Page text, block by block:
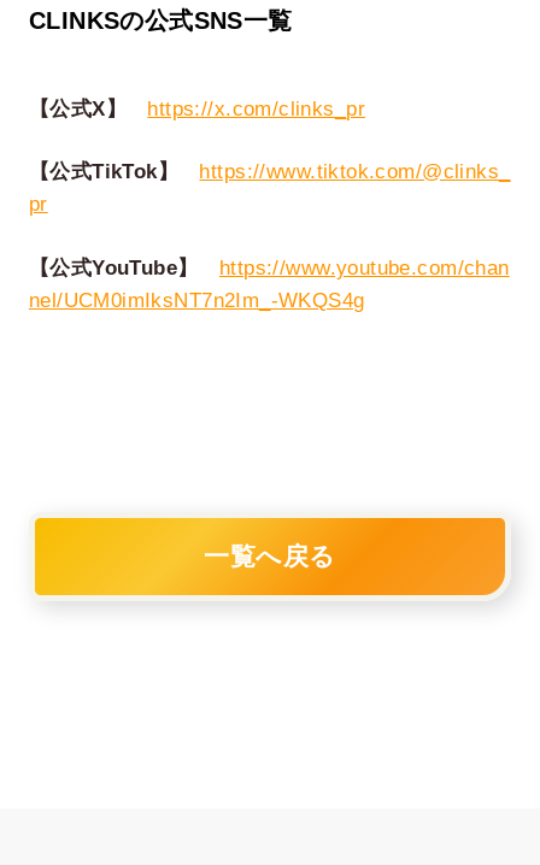
CLINKSの公式SNS一覧
【公式X】 https://x.com/clinks_pr
【公式TikTok】
https://www.tiktok.com/@clinks_
pr
【公式YouTube】
https://www.youtube.com/chan
nel/UCM0imIksNT7n2Im_-WKQS4g
一覧へ戻る